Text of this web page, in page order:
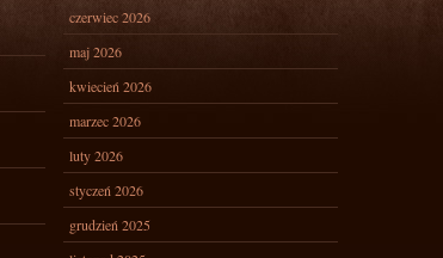
czerwiec 2026
maj 2026
kwiecień 2026
marzec 2026
luty 2026
styczeń 2026
grudzień 2025